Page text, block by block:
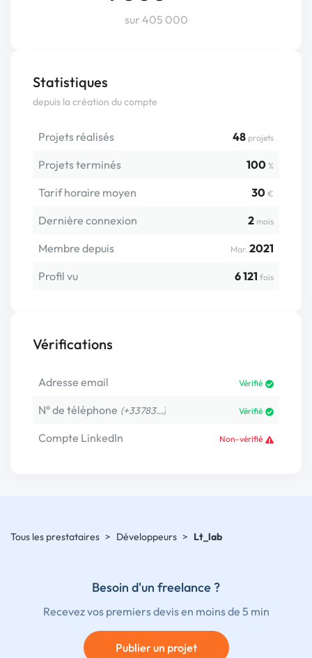
sur 405 000
Statistiques
depuis la création du compte
Projets réalisés 48 projets
Projets terminés 100 %
Tarif horaire moyen 30 €
Dernière connexion 2 mois
Membre depuis Mar. 2021
Profil vu
6 121 fois
Vérifications
Adresse email Vérifié
N° de téléphone (+33783…) Vérifié
Compte LinkedIn Non-vérifié
Tous les prestataires > Développeurs > Lt_lab
Besoin d'un freelance ?
Recevez vos premiers devis en moins de 5 min
Publier un projet